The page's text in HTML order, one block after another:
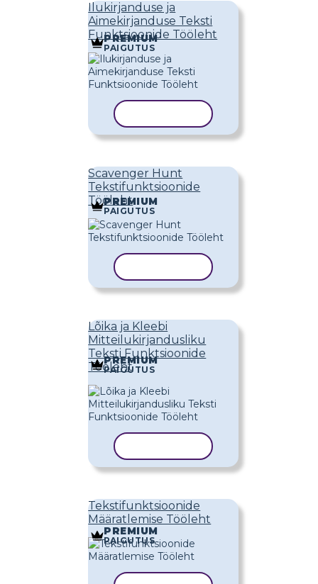
Ilukirjanduse ja
Aimekirjanduse Teksti
Funktsioonide Tööleht
PREMIUM
PAIGUTUS
Scavenger Hunt
Tekstifunktsioonide
Tööleht
PREMIUM
PAIGUTUS
Lõika ja Kleebi
Mitteilukirjandusliku
Teksti Funktsioonide
Tööleht
PREMIUM
PAIGUTUS
Tekstifunktsioonide
Määratlemise Tööleht
PREMIUM
PAIGUTUS